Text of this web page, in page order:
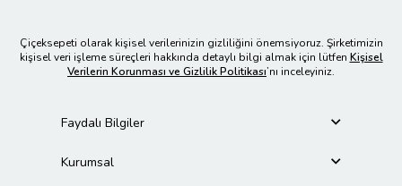
Çiçeksepeti olarak kişisel verilerinizin gizliliğini önemsiyoruz. Şirketimizin
kişisel veri işleme süreçleri hakkında detaylı bilgi almak için lütfen Kişisel
Verilerin Korunması ve Gizlilik Politikası’nı inceleyiniz.
Faydalı Bilgiler
Kurumsal